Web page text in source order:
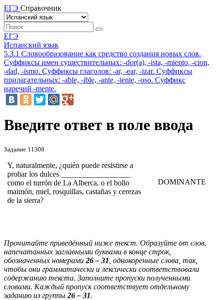
ЕГЭ Справочник
ЕГЭ
Испанский язык
5.3.1 Словообразование как средство создания новых слов.
Суффиксы имен существительных: -dor(a), -ista, -miento, -cion,
-dad, -ismo. Суффиксы глаголов: -ar, -ear, -izar. Суффиксы
прилагательных: -able, -ible, -ante, -iente, -oso. Суффикс
наречий -mente.
Введите ответ в поле ввода
Задание 11308
Y, naturalmente, ¿quién puede resistirse a
probar los dulces __________________
como el turrón de La Alberca, o el bollo
maimón, miel, rosquillas, castañas y cerezas
de la sierra?
DOMINANTE
Прочитайте приведённый ниже текст. Образуйте от слов,
напечатанных заглавными буквами в конце строк,
обозначенных номерами 26 – 31 , однокоренные слова, так,
чтобы они грамматически и лексически соответствовали
содержанию текста. Заполните пропуски полученными
словами. Каждый пропуск соответствует отдельному
заданию из группы 26 – 31.